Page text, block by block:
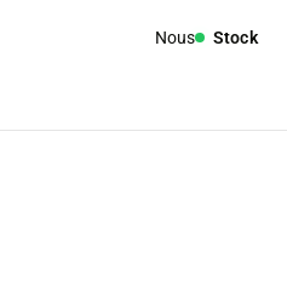
Nous Stock